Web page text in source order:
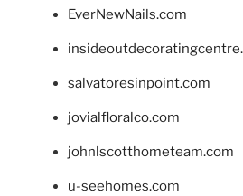
EverNewNails.com
salvatoresinpoint.com
jovialfloralco.com
johnlscotthometeam.com
u-seehomes.com